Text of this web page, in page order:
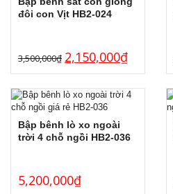
đôi con Vịt HB2-024
3,500,000₫ 2,150,000₫
Bập bênh lò xo ngoài
trời 4 chỗ ngồi HB2-036
5,200,000₫